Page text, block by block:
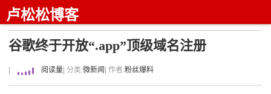
卢松松博客
谷歌终于开放“.app”顶级域名注册
阅读量 | 分类:微新闻 | 作者:粉丝爆料